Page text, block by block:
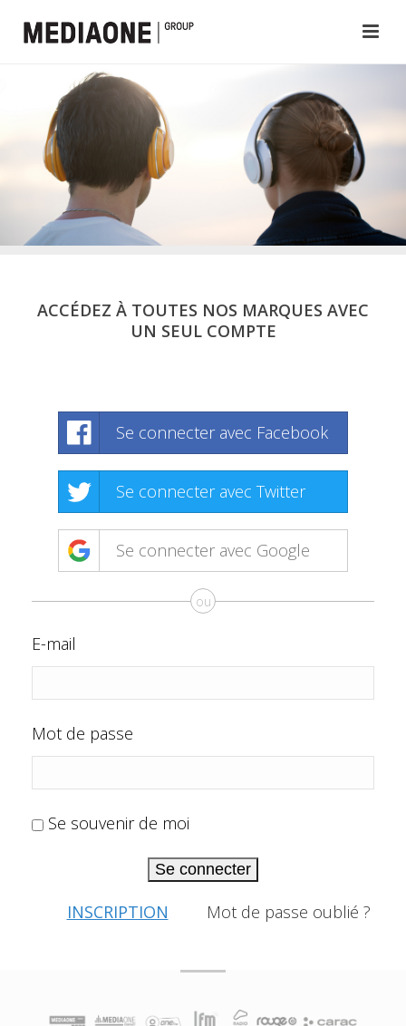
ACCÉDEZ À TOUTES NOS MARQUES AVEC
UN SEUL COMPTE
Se connecter avec Facebook
Se connecter avec Twitter
Se connecter avec Google
ou
E-mail
Mot de passe
Se souvenir de moi
Se connecter
INSCRIPTION Mot de passe oublié ?